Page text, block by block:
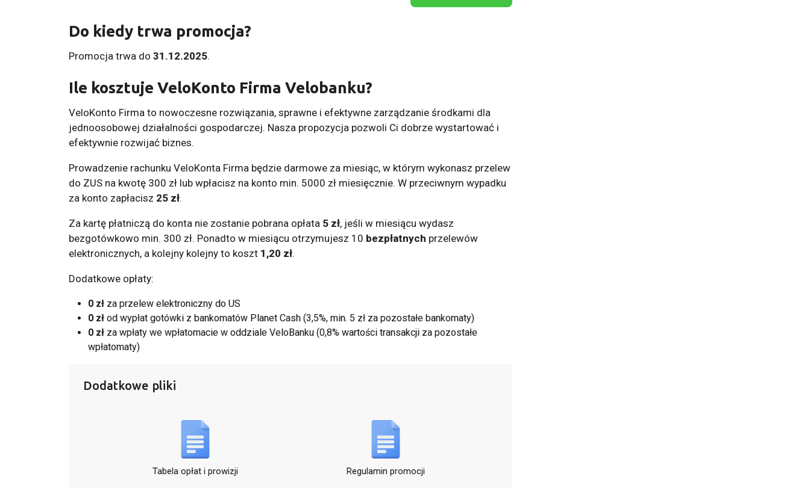
Do kiedy trwa promocja?
Promocja trwa do 31.12.2025.
Ile kosztuje VeloKonto Firma Velobanku?
VeloKonto Firma to nowoczesne rozwiązania, sprawne i efektywne zarządzanie środkami dla
jednoosobowej działalności gospodarczej. Nasza propozycja pozwoli Ci dobrze wystartować i
efektywnie rozwijać biznes.
Prowadzenie rachunku VeloKonta Firma będzie darmowe za miesiąc, w którym wykonasz przelew
do ZUS na kwotę 300 zł lub wpłacisz na konto min. 5000 zł miesięcznie. W przeciwnym wypadku
za konto zapłacisz 25 zł.
Za kartę płatniczą do konta nie zostanie pobrana opłata 5 zł, jeśli w miesiącu wydasz
bezgotówkowo min. 300 zł. Ponadto w miesiącu otrzymujesz 10 bezpłatnych przelewów
elektronicznych, a kolejny kolejny to koszt 1,20 zł.
Dodatkowe opłaty:
0 zł za przelew elektroniczny do US
0 zł od wypłat gotówki z bankomatów Planet Cash (3,5%, min. 5 zł za pozostałe bankomaty)
0 zł za wpłaty we wpłatomacie w oddziale VeloBanku (0,8% wartości transakcji za pozostałe
wpłatomaty)
Dodatkowe pliki
Tabela opłat i prowizji Regulamin promocji